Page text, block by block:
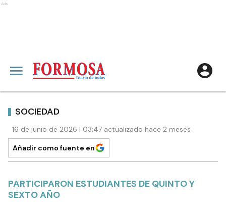
Ads
SOCIEDAD
16 de junio de 2026 | 03:47 actualizado hace 2 meses
Añadir como fuente en
PARTICIPARON ESTUDIANTES DE QUINTO Y
SEXTO AÑO